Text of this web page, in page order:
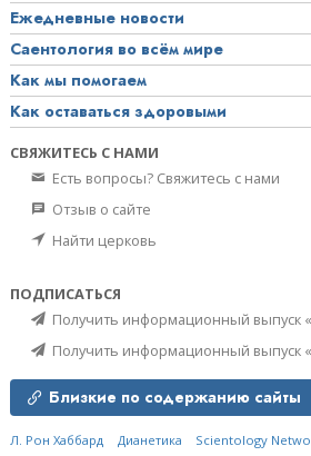
Ежедневные новости
Саентология во всём мире
Как мы помогаем
Как оставаться здоровыми
СВЯЖИТЕСЬ С НАМИ
Есть вопросы? Свяжитесь с нами
Отзыв о сайте
Найти церковь
ПОДПИСАТЬСЯ
Получить информационный выпуск
Получить информационный выпуск
Близкие по содержанию сайты
Л. Рон Хаббард Дианетика Scientology